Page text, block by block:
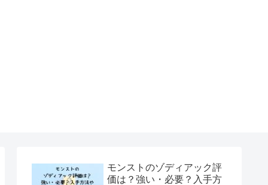
モンストのゾディアック評
価は？強い・必要？入手方